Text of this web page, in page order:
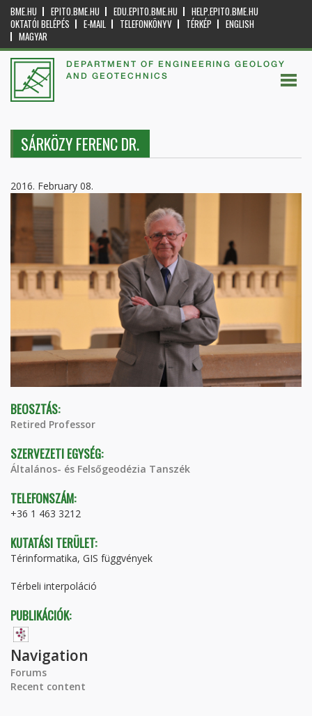
BME.HU EPITO.BME.HU EDU.EPITO.BME.HU
HELP.EPITO.BME.HU
OKTATÓI BELÉPÉS
E-MAIL TELEFONKÖNYV TÉRKÉP
ENGLISH
MAGYAR
DEPARTMENT OF ENGINEERING GEOLOGY
AND GEOTECHNICS
SÁRKÖZY FERENC DR.
2016. February 08.
BEOSZTÁS:
Retired Professor
SZERVEZETI EGYSÉG:
Általános- és Felsőgeodézia Tanszék
TELEFONSZÁM:
+36 1 463 3212
KUTATÁSI TERÜLET:
Térinformatika, GIS függvények
Térbeli interpoláció
PUBLIKÁCIÓK:
Navigation
Forums
Recent content